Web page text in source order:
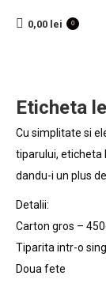
0,00 lei 0
Eticheta
Cu simplitate si
tiparului, eticheta
dandu-i un plus
Detalii:
Carton gros –
Tiparita intr-o
Doua fete